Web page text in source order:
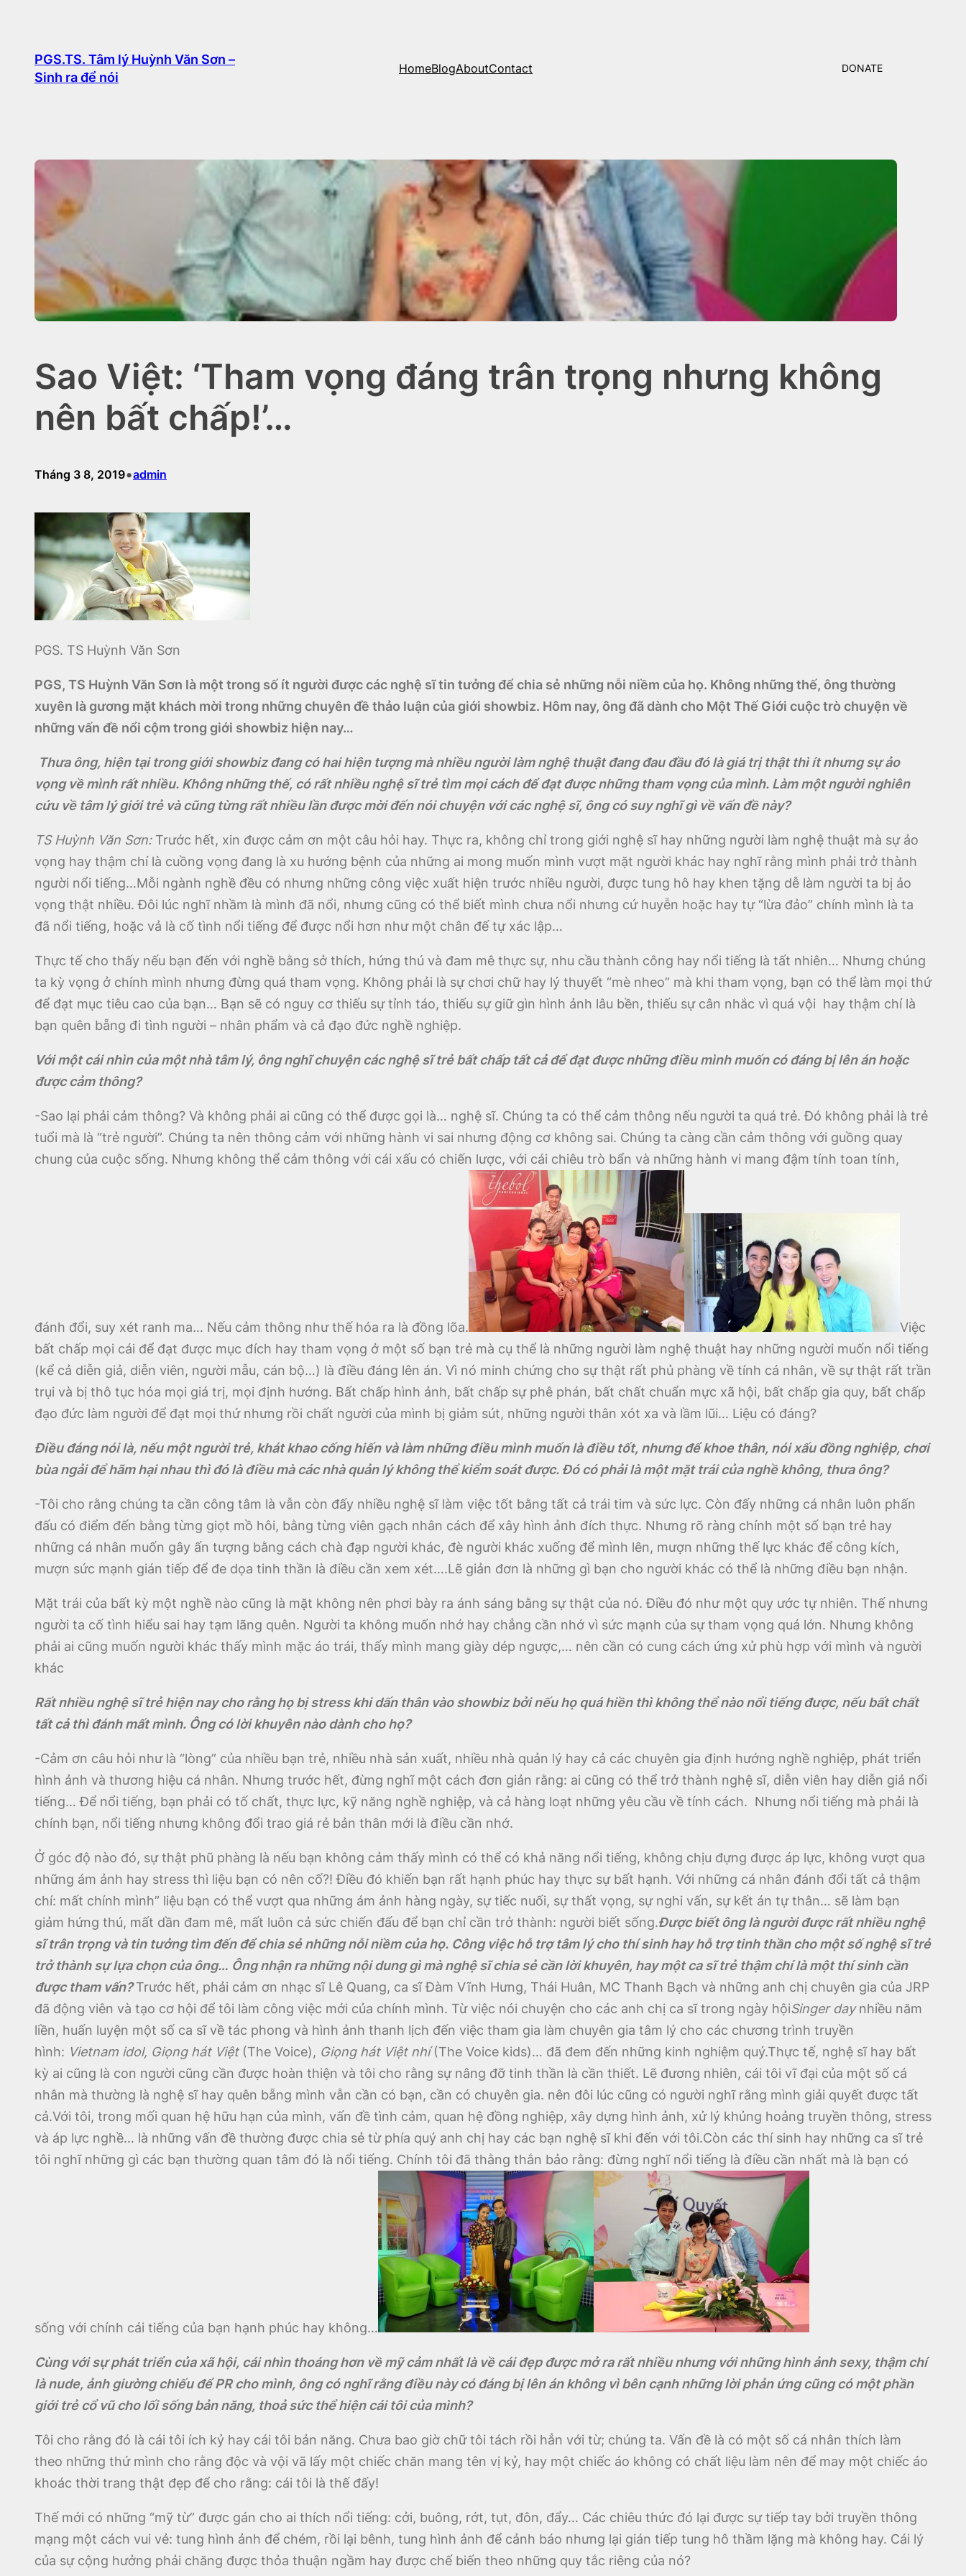
phầnPGS.TS. Tâm lý Huỳnh Văn Sơn –
Sinh ra để nói
HomeBlogAboutContact DONATE
Sao Việt: ‘Tham vọng đáng trân trọng nhưng không
nên bất chấp!’…
Tháng 3 8, 2019•admin
PGS. TS Huỳnh Văn Sơn
PGS, TS Huỳnh Văn Sơn là một trong số ít người được các nghệ sĩ tin tưởng để chia sẻ những nỗi niềm của họ. Không những thế, ông thường
xuyên là gương mặt khách mời trong những chuyên đề thảo luận của giới showbiz. Hôm nay, ông đã dành cho Một Thế Giới cuộc trò chuyện về
những vấn đề nổi cộm trong giới showbiz hiện nay…
Thưa ông, hiện tại trong giới showbiz đang có hai hiện tượng mà nhiều người làm nghệ thuật đang đau đầu đó là giá trị thật thì ít nhưng sự ảo
vọng về mình rất nhiều. Không những thế, có rất nhiều nghệ sĩ trẻ tìm mọi cách để đạt được những tham vọng của mình. Làm một người nghiên
cứu về tâm lý giới trẻ và cũng từng rất nhiều lần được mời đến nói chuyện với các nghệ sĩ, ông có suy nghĩ gì về vấn đề này?
TS Huỳnh Văn Sơn:Trước hết, xin được cảm ơn một câu hỏi hay. Thực ra, không chỉ trong giới nghệ sĩ hay những người làm nghệ thuật mà sự ảo
vọng hay thậm chí là cuồng vọng đang là xu hướng bệnh của những ai mong muốn mình vượt mặt người khác hay nghĩ rằng mình phải trở thành
người nổi tiếng…Mỗi ngành nghề đều có nhưng những công việc xuất hiện trước nhiều người, được tung hô hay khen tặng dễ làm người ta bị ảo
vọng thật nhiều. Đôi lúc nghĩ nhầm là mình đã nổi, nhưng cũng có thể biết mình chưa nổi nhưng cứ huyễn hoặc hay tự “lừa đảo” chính mình là ta
đã nổi tiếng, hoặc vả là cố tình nổi tiếng để được nổi hơn như một chân đế tự xác lập…
Thực tế cho thấy nếu bạn đến với nghề bằng sở thích, hứng thú và đam mê thực sự, nhu cầu thành công hay nổi tiếng là tất nhiên… Nhưng chúng
ta kỳ vọng ở chính mình nhưng đừng quá tham vọng. Không phải là sự chơi chữ hay lý thuyết “mè nheo” mà khi tham vọng, bạn có thể làm mọi thứ
để đạt mục tiêu cao của bạn… Bạn sẽ có nguy cơ thiếu sự tỉnh táo, thiếu sự giữ gìn hình ảnh lâu bền, thiếu sự cân nhắc vì quá vội hay thậm chí là
bạn quên bẵng đi tình người – nhân phẩm và cả đạo đức nghề nghiệp.
Với một cái nhìn của một nhà tâm lý, ông nghĩ chuyện các nghệ sĩ trẻ bất chấp tất cả để đạt được những điều mình muốn có đáng bị lên án hoặc
được cảm thông?
-Sao lại phải cảm thông? Và không phải ai cũng có thể được gọi là… nghệ sĩ. Chúng ta có thể cảm thông nếu người ta quá trẻ. Đó không phải là trẻ
tuổi mà là “trẻ người”. Chúng ta nên thông cảm với những hành vi sai nhưng động cơ không sai. Chúng ta càng cần cảm thông với guồng quay
chung của cuộc sống. Nhưng không thể cảm thông với cái xấu có chiến lược, với cái chiêu trò bẩn và những hành vi mang đậm tính toan tính,
đánh đổi, suy xét ranh ma… Nếu cảm thông như thế hóa ra là đồng lõa.
Việc
bất chấp mọi cái để đạt được mục đích hay tham vọng ở một số bạn trẻ mà cụ thể là những người làm nghệ thuật hay những người muốn nổi tiếng
(kể cả diễn giả, diễn viên, người mẫu, cán bộ…) là điều đáng lên án. Vì nó minh chứng cho sự thật rất phủ phàng về tính cá nhân, về sự thật rất trần
trụi và bị thô tục hóa mọi giá trị, mọi định hướng. Bất chấp hình ảnh, bất chấp sự phê phán, bất chất chuẩn mực xã hội, bất chấp gia quy, bất chấp
đạo đức làm người để đạt mọi thứ nhưng rồi chất người của mình bị giảm sút, những người thân xót xa và lầm lũi… Liệu có đáng?
Điều đáng nói là, nếu một người trẻ, khát khao cống hiến và làm những điều mình muốn là điều tốt, nhưng để khoe thân, nói xấu đồng nghiệp, chơi
bùa ngải để hãm hại nhau thì đó là điều mà các nhà quản lý không thể kiểm soát được. Đó có phải là một mặt trái của nghề không, thưa ông?
-Tôi cho rằng chúng ta cần công tâm là vẫn còn đấy nhiều nghệ sĩ làm việc tốt bằng tất cả trái tim và sức lực. Còn đấy những cá nhân luôn phấn
đấu có điểm đến bằng từng giọt mồ hôi, bằng từng viên gạch nhân cách để xây hình ảnh đích thực. Nhưng rõ ràng chính một số bạn trẻ hay
những cá nhân muốn gây ấn tượng bằng cách chà đạp người khác, đè người khác xuống để mình lên, mượn những thế lực khác để công kích,
mượn sức mạnh gián tiếp để đe dọa tinh thần là điều cần xem xét….Lẽ giản đơn là những gì bạn cho người khác có thể là những điều bạn nhận.
Mặt trái của bất kỳ một nghề nào cũng là mặt không nên phơi bày ra ánh sáng bằng sự thật của nó. Điều đó như một quy ước tự nhiên. Thế nhưng
người ta cố tình hiểu sai hay tạm lãng quên. Người ta không muốn nhớ hay chẳng cần nhớ vì sức mạnh của sự tham vọng quá lớn. Nhưng không
phải ai cũng muốn người khác thấy mình mặc áo trái, thấy mình mang giày dép ngược,… nên cần có cung cách ứng xử phù hợp với mình và người
khác
Rất nhiều nghệ sĩ trẻ hiện nay cho rằng họ bị stress khi dấn thân vào showbiz bởi nếu họ quá hiền thì không thể nào nổi tiếng được, nếu bất chất
tất cả thì đánh mất mình. Ông có lời khuyên nào dành cho họ?
-Cảm ơn câu hỏi như là “lòng” của nhiều bạn trẻ, nhiều nhà sản xuất, nhiều nhà quản lý hay cả các chuyên gia định hướng nghề nghiệp, phát triển
hình ảnh và thương hiệu cá nhân. Nhưng trước hết, đừng nghĩ một cách đơn giản rằng: ai cũng có thể trở thành nghệ sĩ, diễn viên hay diễn giả nổi
tiếng… Để nổi tiếng, bạn phải có tố chất, thực lực, kỹ năng nghề nghiệp, và cả hàng loạt những yêu cầu về tính cách. Nhưng nổi tiếng mà phải là
chính bạn, nổi tiếng nhưng không đổi trao giá rẻ bản thân mới là điều cần nhớ.
Ở góc độ nào đó, sự thật phũ phàng là nếu bạn không cảm thấy mình có thể có khả năng nổi tiếng, không chịu đựng được áp lực, không vượt qua
những ám ảnh hay stress thì liệu bạn có nên cố?! Điều đó khiến bạn rất hạnh phúc hay thực sự bất hạnh. Với những cá nhân đánh đổi tất cả thậm
chí: mất chính mình” liệu bạn có thể vượt qua những ám ảnh hàng ngày, sự tiếc nuối, sự thất vọng, sự nghi vấn, sự kết án tự thân… sẽ làm bạn
giảm hứng thú, mất dần đam mê, mất luôn cả sức chiến đấu để bạn chỉ cần trở thành: người biết sống.Được biết ông là người được rất nhiều nghệ
sĩ trân trọng và tin tưởng tìm đến để chia sẻ những nỗi niềm của họ. Công việc hỗ trợ tâm lý cho thí sinh hay hỗ trợ tinh thần cho một số nghệ sĩ trẻ
trở thành sự lựa chọn của ông… Ông nhận ra những nội dung gì mà nghệ sĩ chia sẻ cần lời khuyên, hay một ca sĩ trẻ thậm chí là một thí sinh cần
được tham vấn?Trước hết, phải cảm ơn nhạc sĩ Lê Quang, ca sĩ Đàm Vĩnh Hưng, Thái Huân, MC Thanh Bạch và những anh chị chuyên gia của JRP
đã động viên và tạo cơ hội để tôi làm công việc mới của chính mình. Từ việc nói chuyện cho các anh chị ca sĩ trong ngày hộiSinger daynhiều năm
liền, huấn luyện một số ca sĩ về tác phong và hình ảnh thanh lịch đến việc tham gia làm chuyên gia tâm lý cho các chương trình truyền
hình: Vietnam idol, Giọng hát Việt (The Voice), Giọng hát Việt nhí(The Voice kids)… đã đem đến những kinh nghiệm quý.Thực tế, nghệ sĩ hay bất
kỳ ai cũng là con người cũng cần được hoàn thiện và tôi cho rằng sự nâng đỡ tinh thần là cần thiết. Lẽ đương nhiên, cái tôi vĩ đại của một số cá
nhân mà thường là nghệ sĩ hay quên bẵng mình vẫn cần có bạn, cần có chuyên gia. nên đôi lúc cũng có người nghĩ rằng mình giải quyết được tất
cả.Với tôi, trong mối quan hệ hữu hạn của mình, vấn đề tình cảm, quan hệ đồng nghiệp, xây dựng hình ảnh, xử lý khủng hoảng truyền thông, stress
và áp lực nghề… là những vấn đề thường được chia sẻ từ phía quý anh chị hay các bạn nghệ sĩ khi đến với tôi.Còn các thí sinh hay những ca sĩ trẻ
tôi nghĩ những gì các bạn thường quan tâm đó là nổi tiếng. Chính tôi đã thằng thắn bảo rằng: đừng nghĩ nổi tiếng là điều cần nhất mà là bạn có
sống với chính cái tiếng của bạn hạnh phúc hay không…
Cùng với sự phát triển của xã hội, cái nhìn thoáng hơn về mỹ cảm nhất là về cái đẹp được mở ra rất nhiều nhưng với những hình ảnh sexy, thậm chí
là nude, ảnh giường chiếu để PR cho mình, ông có nghĩ rằng điều này có đáng bị lên án không vì bên cạnh những lời phản ứng cũng có một phần
giới trẻ cổ vũ cho lối sống bản năng, thoả sức thể hiện cái tôi của mình?
Tôi cho rằng đó là cái tôi ích kỷ hay cái tôi bản năng. Chưa bao giờ chữ tôi tách rồi hẳn với từ; chúng ta. Vấn đề là có một số cá nhân thích làm
theo những thứ mình cho rằng độc và vội vã lấy một chiếc chăn mang tên vị kỷ, hay một chiếc áo không có chất liệu làm nên để may một chiếc áo
khoác thời trang thật đẹp để cho rằng: cái tôi là thế đấy!
Thế mới có những “mỹ từ” được gán cho ai thích nổi tiếng: cởi, buông, rớt, tụt, đôn, đẩy… Các chiêu thức đó lại được sự tiếp tay bởi truyền thông
mạng một cách vui vẻ: tung hình ảnh để chém, rồi lại bênh, tung hình ảnh để cảnh báo nhưng lại gián tiếp tung hô thầm lặng mà không hay. Cái lý
của sự cộng hưởng phải chăng được thỏa thuận ngầm hay được chế biến theo những quy tắc riêng của nó?